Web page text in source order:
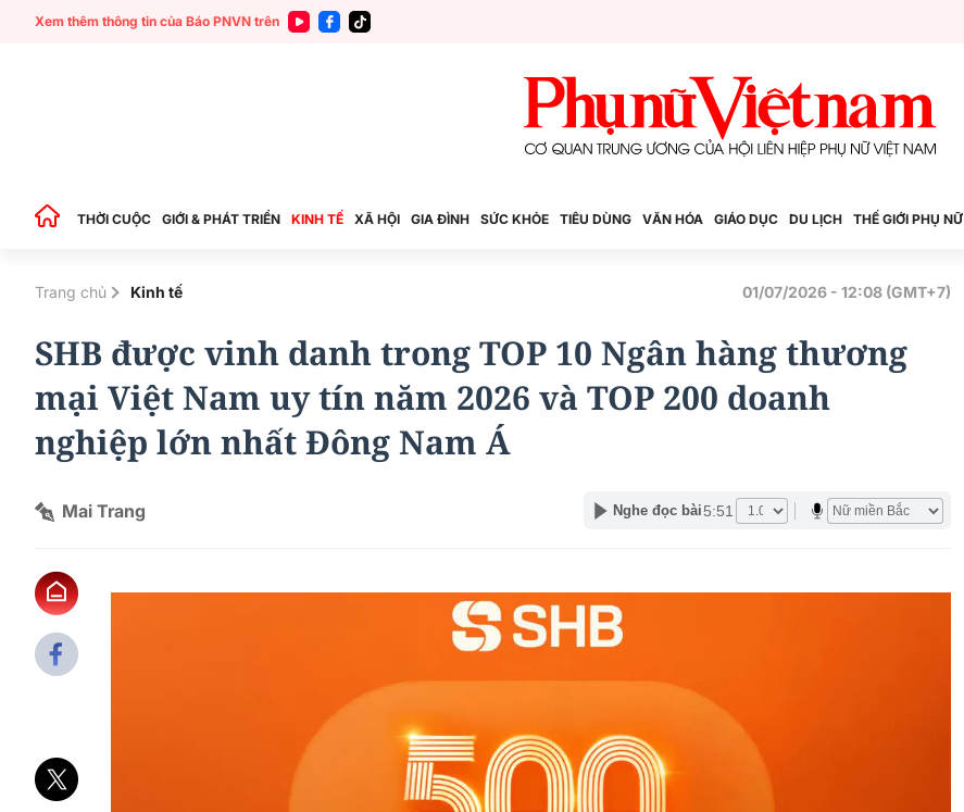
Xem thêm thông tin của Báo PNVN trên
THỜI CUỘC GIỚI & PHÁT TRIỂN KINH TẾ XÃ HỘI GIA ĐÌNH SỨC KHỎE TIÊU DÙNG VĂN HÓA GIÁO DỤC DU LỊCH THẾ GIỚI PHỤ NỮ
Trang chủ Kinh tế 01/07/2026 - 12:08 (GMT+7)
SHB được vinh danh trong TOP 10 Ngân hàng thương
mại Việt Nam uy tín năm 2026 và TOP 200 doanh
nghiệp lớn nhất Đông Nam Á
Mai Trang Nghe đọc bài 5:51